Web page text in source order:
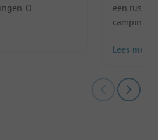
O...
een
camping
Lees meer